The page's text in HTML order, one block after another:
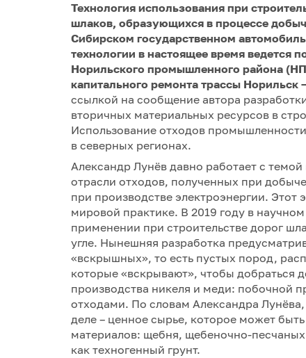
Технология использования при
шлаков, образующихся в процессе
Сибирском государственном
технологии в настоящее время ведется
Норильского промышленного района
капитального ремонта трассы Норильск
ссылкой на сообщение автора
вторичных материальных ресурсов в
Использование отходов
в северных регионах.
Александр Лунёв давно работает с
отрасли отходов, полученных при
при производстве электроэнергии.
мировой практике. В 2019 году в
применении при строительстве дорог
угле. Нынешняя разработка
«вскрышных», то есть пустых пород,
которые «вскрывают», чтобы добраться
производства никеля и меди: побочной
отходами. По словам Александра
деле – ценное сырье, которое может
материалов: щебня, щебеночно-
как техногенный грунт.